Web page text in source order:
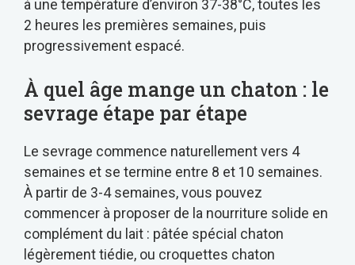
à une température d’environ 37-38°C, toutes les
2 heures les premières semaines, puis
progressivement espacé.
À quel âge mange un chaton : le
sevrage étape par étape
Le sevrage commence naturellement vers 4
semaines et se termine entre 8 et 10 semaines.
À partir de 3-4 semaines, vous pouvez
commencer à proposer de la nourriture solide en
complément du lait : pâtée spécial chaton
légèrement tiédie, ou croquettes chaton